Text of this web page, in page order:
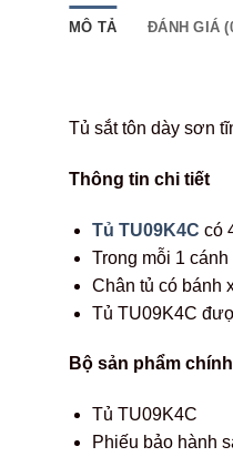
MÔ TẢ ĐÁNH GIÁ
Tủ sắt tôn dày sơn
Thông tin chi tiết
Tủ TU09K4C có
Trong mỗi 1
Chân tủ có bánh
Tủ TU09K4C
Bộ sản phẩm
Tủ TU09K4C
Phiếu bảo hành